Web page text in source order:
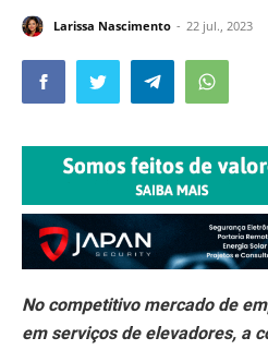
Larissa Nascimento 22 jul., 2023
No competitivo mercado de
em serviços de elevadores, a